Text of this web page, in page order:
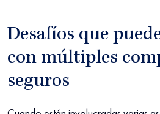
Desafíos que
con múltiples
seguros